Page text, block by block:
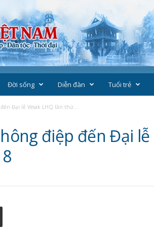
Đời sống Diễn đàn Tuổi trẻ
Đại lễ Vesak LHQ lần thứ...
điệp đến Đại lễ